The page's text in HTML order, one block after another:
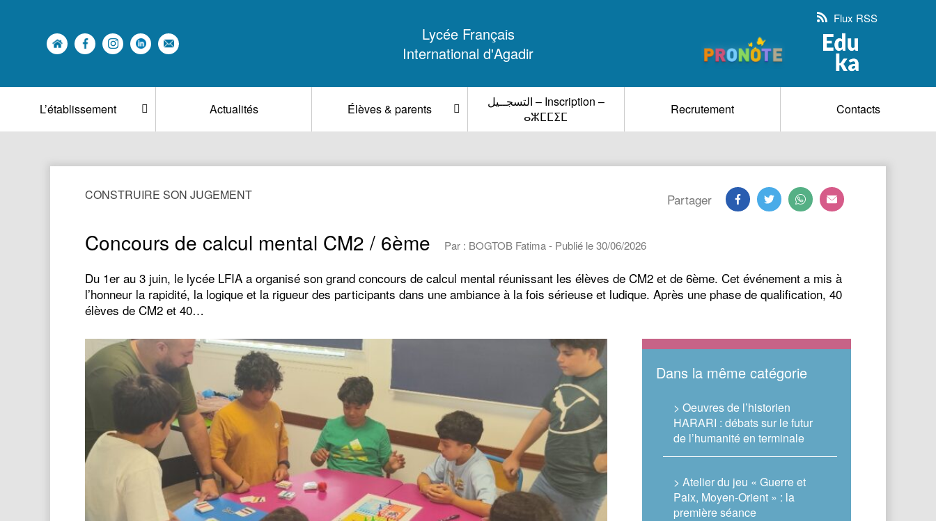
Lycée Français
International d'Agadir
Flux RSS
L’établissement Actualités Élèves & parents
التسجــيل – Inscription –
ⴰⵣⵎⵎⵉⵎ
Recrutement Contacts
CONSTRUIRE SON JUGEMENT Partager
Concours de calcul mental CM2 / 6ème Par : BOGTOB Fatima - Publié le 30/06/2026
Du 1er au 3 juin, le lycée LFIA a organisé son grand concours de calcul mental réunissant les élèves de CM2 et de 6ème. Cet événement a mis à
l’honneur la rapidité, la logique et la rigueur des participants dans une ambiance à la fois sérieuse et ludique. Après une phase de qualification, 40
élèves de CM2 et 40…
Dans la même catégorie
> Oeuvres de l’historien
HARARI : débats sur le futur
de l’humanité en terminale
> Atelier du jeu « Guerre et
Paix, Moyen-Orient » : la
première séance